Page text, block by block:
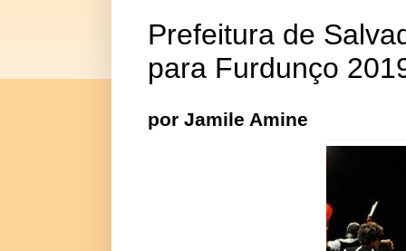
Prefeitura de
para Furdunço
por Jamile Amine